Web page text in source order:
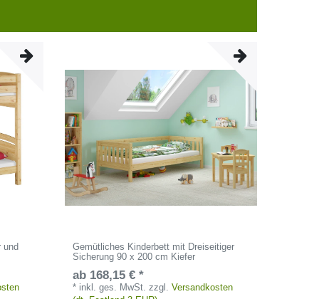
und
Gemütliches Kinderbett mit Dreiseitiger
Sicherung 90 x 200 cm Kiefer
ab 168,15 € *
* inkl. ges. MwSt. zzgl.Versandkosten